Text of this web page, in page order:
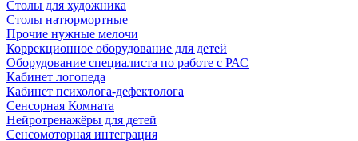
Столы для художника
Столы натюрмортные
Прочие нужные мелочи
Коррекционное оборудование для детей
Оборудование специалиста по работе с РАС
Кабинет логопеда
Кабинет психолога-дефектолога
Сенсорная Комната
Нейротренажёры для детей
Сенсомоторная интеграция